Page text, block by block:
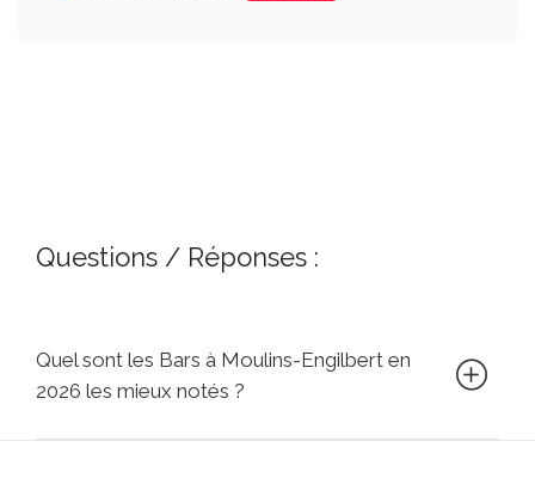
Questions / Réponses :
Quel sont les Bars à Moulins-Engilbert en
2026 les mieux notés ?